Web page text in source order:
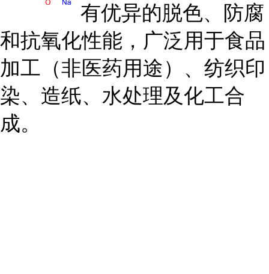
有优异的脱色、防腐
和抗氧化性能，广泛用于食品
加工（非医药用途）、纺织印
染、造纸、水处理及化工合
成。